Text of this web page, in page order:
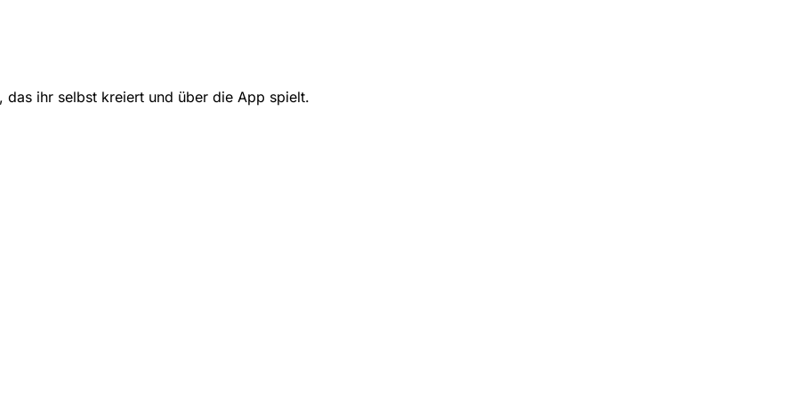
das ihr selbst kreiert und über die App spielt.